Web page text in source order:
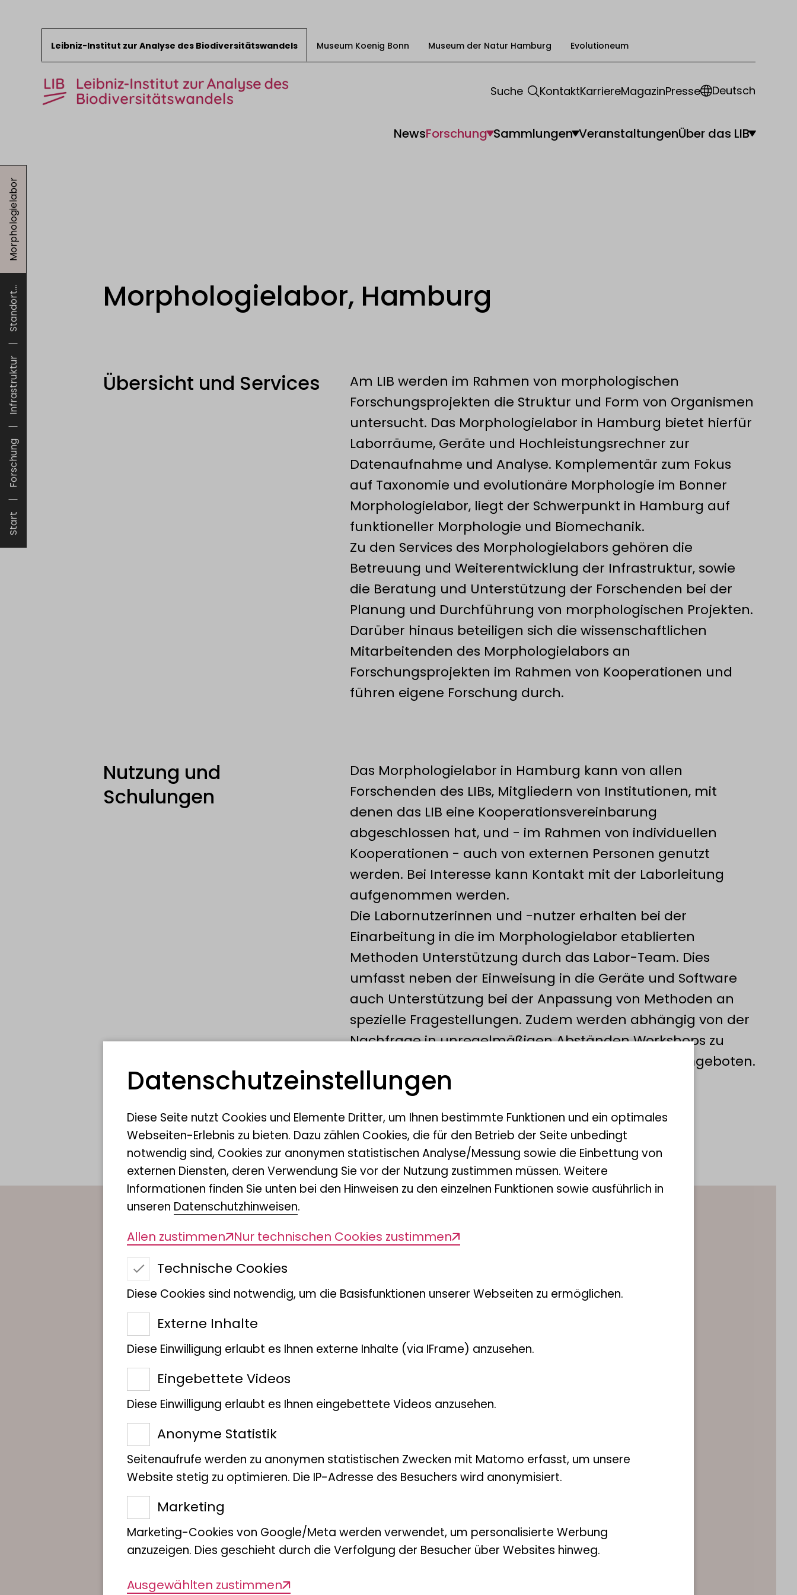
Zum Inhalt springen
Leibniz-Institut zur Analyse des Biodiversitätswandels Museum Koenig Bonn Museum der Natur Hamburg Evolutioneum
NewsForschung Sammlungen VeranstaltungenÜber das LIB
Suche KontaktKarriereMagazinPresse Deutsch
Start
Forschung
Infrastruktur
Standort...
Morphologielabor
Morphologielabor, Hamburg
Übersicht und Services
Am LIB werden im Rahmen von morphologischen
Forschungsprojekten die Struktur und Form von Organismen
untersucht. Das Morphologielabor in Hamburg bietet hierfür
Laborräume, Geräte und Hochleistungsrechner zur
Datenaufnahme und Analyse. Komplementär zum Fokus
auf Taxonomie und evolutionäre Morphologie im Bonner
Morphologielabor, liegt der Schwerpunkt in Hamburg auf
funktioneller Morphologie und Biomechanik.
Zu den Services des Morphologielabors gehören die
Betreuung und Weiterentwicklung der Infrastruktur, sowie
die Beratung und Unterstützung der Forschenden bei der
Planung und Durchführung von morphologischen Projekten.
Darüber hinaus beteiligen sich die wissenschaftlichen
Mitarbeitenden des Morphologielabors an
Forschungsprojekten im Rahmen von Kooperationen und
führen eigene Forschung durch.
Nutzung und
Schulungen
Das Morphologielabor in Hamburg kann von allen
Forschenden des LIBs, Mitgliedern von Institutionen, mit
denen das LIB eine Kooperationsvereinbarung
abgeschlossen hat, und - im Rahmen von individuellen
Kooperationen - auch von externen Personen genutzt
werden. Bei Interesse kann Kontakt mit der Laborleitung
aufgenommen werden.
Die Labornutzerinnen und -nutzer erhalten bei der
Einarbeitung in die im Morphologielabor etablierten
Methoden Unterstützung durch das Labor-Team. Dies
umfasst neben der Einweisung in die Geräte und Software
auch Unterstützung bei der Anpassung von Methoden an
spezielle Fragestellungen. Zudem werden abhängig von der
Nachfrage in unregelmäßigen Abständen Workshops zu
speziellen Methoden wie Computertomographie angeboten.
Dr. Karolin Engelkes
E-Mail:
Datenschutz­einstellungen
Diese Seite nutzt Cookies und Elemente Dritter, um Ihnen bestimmte Funktionen und ein optimales
Webseiten-Erlebnis zu bieten. Dazu zählen Cookies, die für den Betrieb der Seite unbedingt
notwendig sind, Cookies zur anonymen statistischen Analyse/Messung sowie die Einbettung von
externen Diensten, deren Verwendung Sie vor der Nutzung zustimmen müssen. Weitere
Informationen finden Sie unten bei den Hinweisen zu den einzelnen Funktionen sowie ausführlich in
unseren Datenschutzhinweisen.
Allen zustimmen Nur technischen Cookies zustimmen
Technische Cookies
Diese Cookies sind notwendig, um die Basisfunktionen unserer Webseiten zu ermöglichen.
Externe Inhalte
Diese Einwilligung erlaubt es Ihnen externe Inhalte (via IFrame) anzusehen.
Eingebettete Videos
Diese Einwilligung erlaubt es Ihnen eingebettete Videos anzusehen.
Anonyme Statistik
Seitenaufrufe werden zu anonymen statistischen Zwecken mit Matomo erfasst, um unsere
Website stetig zu optimieren. Die IP-Adresse des Besuchers wird anonymisiert.
Marketing
Marketing-Cookies von Google/Meta werden verwendet, um personalisierte Werbung
anzuzeigen. Dies geschieht durch die Verfolgung der Besucher über Websites hinweg.
Ausgewählten zustimmen